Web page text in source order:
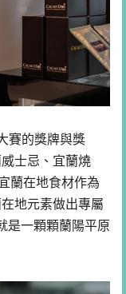
賽的獎牌與獎
士忌、宜蘭燒
蘭在地食材作為
地元素做出專屬
是一顆顆蘭陽平原